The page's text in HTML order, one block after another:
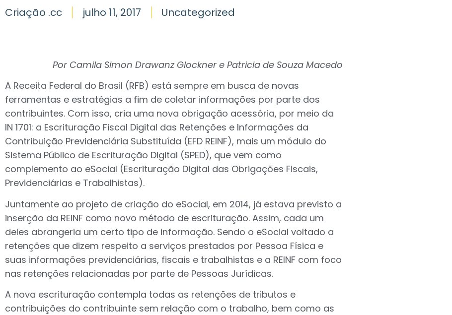
Criação .cc julho 11, 2017 Uncategorized
Por Camila Simon Drawanz Glockner e Patricia de Souza Macedo
A Receita Federal do Brasil (RFB) está sempre em busca de novas
ferramentas e estratégias a fim de coletar informações por parte dos
contribuintes. Com isso, cria uma nova obrigação acessória, por meio da
IN 1701: a Escrituração Fiscal Digital das Retenções e Informações da
Contribuição Previdenciária Substituída (EFD REINF), mais um módulo do
Sistema Público de Escrituração Digital (SPED), que vem como
complemento ao eSocial (Escrituração Digital das Obrigações Fiscais,
Previdenciárias e Trabalhistas).
Juntamente ao projeto de criação do eSocial, em 2014, já estava previsto a
inserção da REINF como novo método de escrituração. Assim, cada um
deles abrangeria um certo tipo de informação. Sendo o eSocial voltado a
retenções que dizem respeito a serviços prestados por Pessoa Física e
suas informações previdenciárias, fiscais e trabalhistas e a REINF com foco
nas retenções relacionadas por parte de Pessoas Jurídicas.
A nova escrituração contempla todas as retenções de tributos e
contribuições do contribuinte sem relação com o trabalho, bem como as